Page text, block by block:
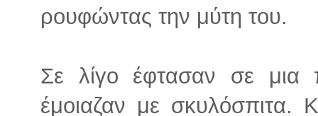
ρουφώντας την μύτη του.
Σε λίγο έφτασαν σε μια
έμοιαζαν με